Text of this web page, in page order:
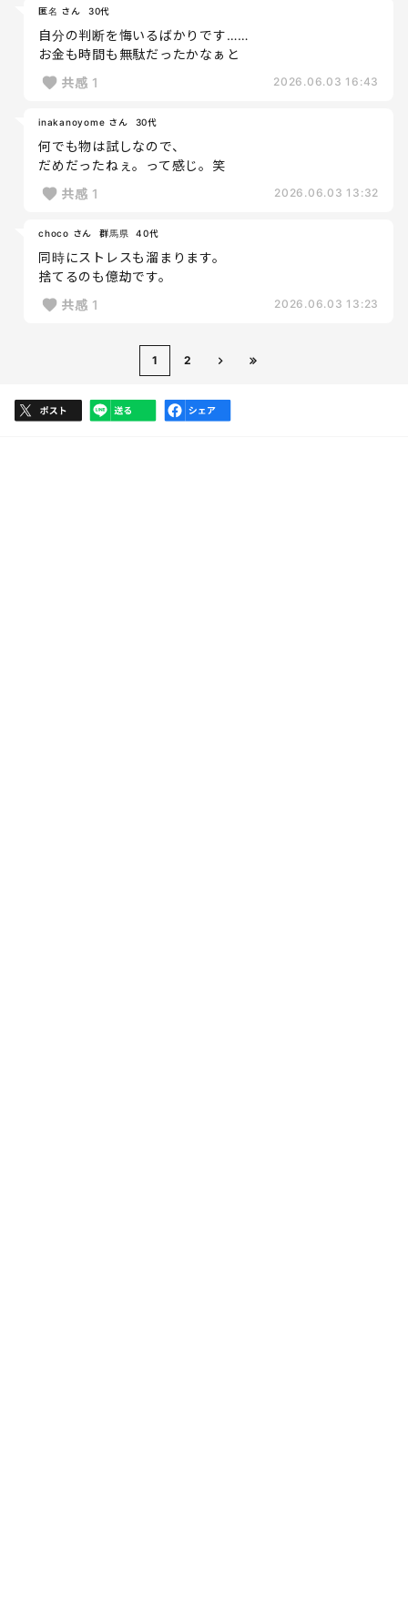
匿名 さん 30代
自分の判断を悔いるばかりです……
お金も時間も無駄だったかなぁと
共感 1 2026.06.03 16:43
inakanoyome さん 30代
何でも物は試しなので、
だめだったねぇ。って感じ。笑
共感 1 2026.06.03 13:32
choco さん 群馬県 40代
同時にストレスも溜まります。
捨てるのも億劫です。
共感 1 2026.06.03 13:23
1 2